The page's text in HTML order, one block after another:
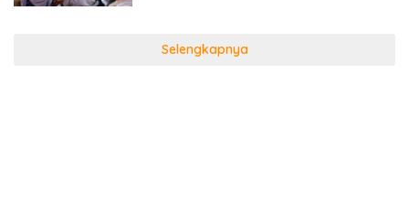
Selengkapnya